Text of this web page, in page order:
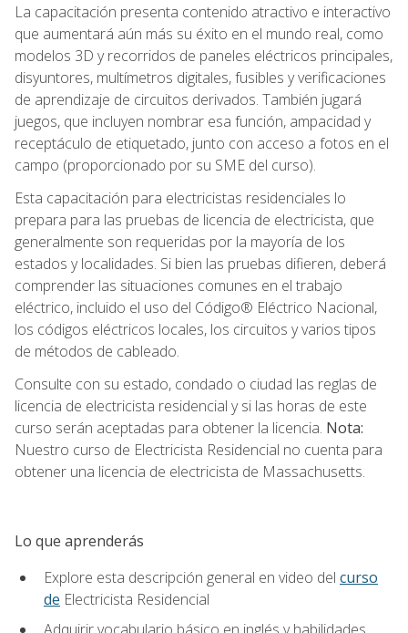
La capacitación presenta contenido atractivo e interactivo
que aumentará aún más su éxito en el mundo real, como
modelos 3D y recorridos de paneles eléctricos principales,
disyuntores, multímetros digitales, fusibles y verificaciones
de aprendizaje de circuitos derivados. También jugará
juegos, que incluyen nombrar esa función, ampacidad y
receptáculo de etiquetado, junto con acceso a fotos en el
campo (proporcionado por su SME del curso).
Esta capacitación para electricistas residenciales lo
prepara para las pruebas de licencia de electricista, que
generalmente son requeridas por la mayoría de los
estados y localidades. Si bien las pruebas difieren, deberá
comprender las situaciones comunes en el trabajo
eléctrico, incluido el uso del Código® Eléctrico Nacional,
los códigos eléctricos locales, los circuitos y varios tipos
de métodos de cableado.
Consulte con su estado, condado o ciudad las reglas de
licencia de electricista residencial y si las horas de este
curso serán aceptadas para obtener la licencia. Nota:
Nuestro curso de Electricista Residencial no cuenta para
obtener una licencia de electricista de Massachusetts.
Lo que aprenderás
Explore esta descripción general en video del curso
de Electricista Residencial
Adquirir vocabulario básico en inglés y habilidades